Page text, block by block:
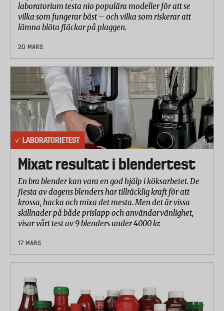
laboratorium testa nio populära modeller för att se
vilka som fungerar bäst – och vilka som riskerar att
lämna blöta fläckar på plaggen.
20 MARS
LABORATORIETEST
Mixat resultat i blendertest
En bra blender kan vara en god hjälp i köksarbetet. De
flesta av dagens blenders har tillräcklig kraft för att
krossa, hacka och mixa det mesta. Men det är vissa
skillnader på både prislapp och användarvänlighet,
visar vårt test av 9 blenders under 4000 kr.
17 MARS